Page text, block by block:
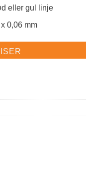
eller gul linje
0,06 mm